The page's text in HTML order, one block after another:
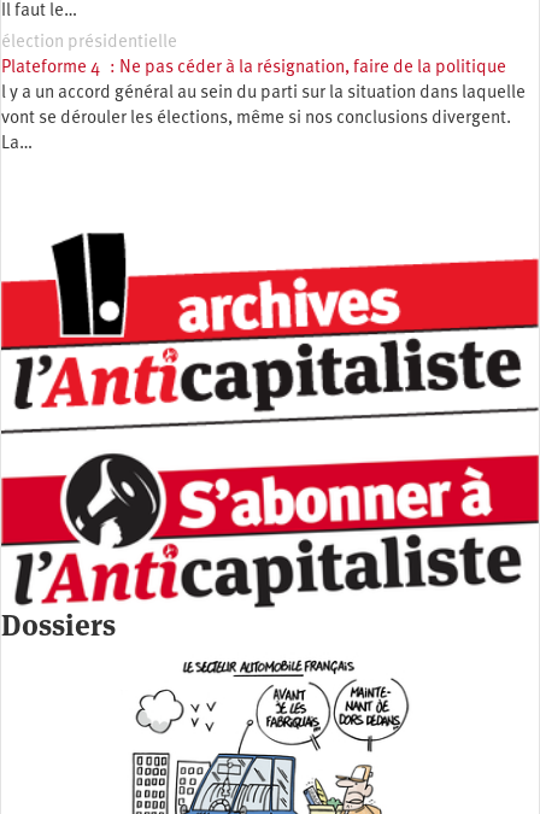
Il faut le…
élection présidentielle
Plateforme 4 : Ne pas céder à la résignation, faire de la politique
l y a un accord général au sein du parti sur la situation dans laquelle
vont se dérouler les élections, même si nos conclusions divergent.
La…
Dossiers